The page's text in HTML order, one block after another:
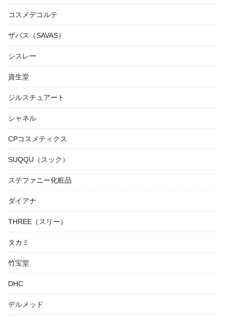
コスメデコルテ
ザバス（SAVAS）
シスレー
資生堂
ジルスチュアート
シャネル
CPコスメティクス
SUQQU（スック）
ステファニー化粧品
ダイアナ
THREE（スリー）
タカミ
竹宝堂
DHC
デルメッド